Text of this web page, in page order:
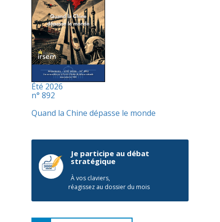
Été 2026
n° 892
Quand la Chine dépasse le monde
Je participe au débat
stratégique
À vos claviers,
réagissez au dossier du mois